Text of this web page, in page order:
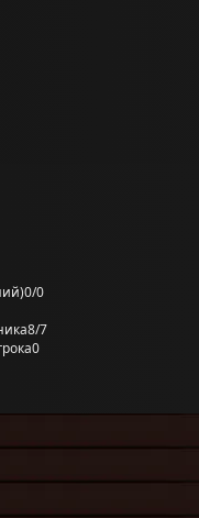
0/0
8/7
0